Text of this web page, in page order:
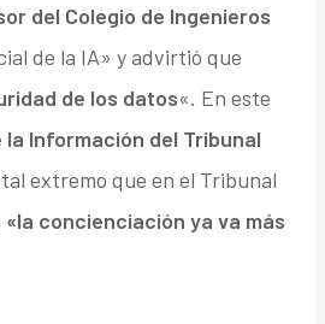
del Colegio de Ingenieros
de la IA» y advirtió que
de los datos«. En este
Información del Tribunal
extremo que en el Tribunal
«la concienciación ya va más